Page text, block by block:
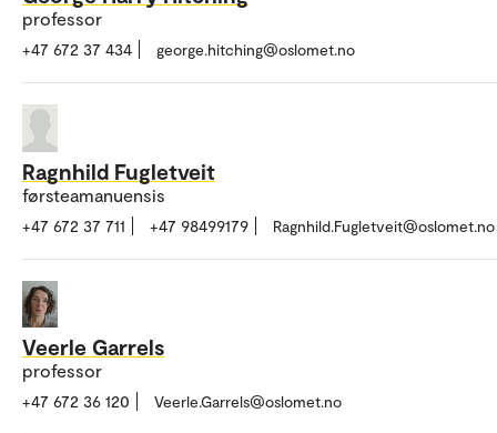
professor
+47 672 37 434 george.hitching@oslomet.no
Ragnhild Fugletveit
førsteamanuensis
+47 672 37 711 +47 98499179 Ragnhild.Fugletveit@oslomet.no
Veerle Garrels
professor
+47 672 36 120 Veerle.Garrels@oslomet.no